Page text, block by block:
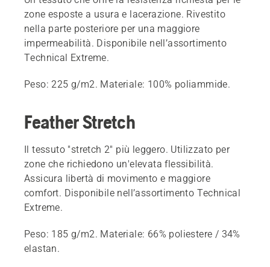
zone esposte a usura e lacerazione. Rivestito
nella parte posteriore per una maggiore
impermeabilità. Disponibile nell’assortimento
Technical Extreme.
Peso: 225 g/m2. Materiale: 100% poliammide.
Feather Stretch
Il tessuto "stretch 2" più leggero. Utilizzato per
zone che richiedono un'elevata flessibilità.
Assicura libertà di movimento e maggiore
comfort. Disponibile nell’assortimento Technical
Extreme.
Peso: 185 g/m2. Materiale: 66% poliestere / 34%
elastan.